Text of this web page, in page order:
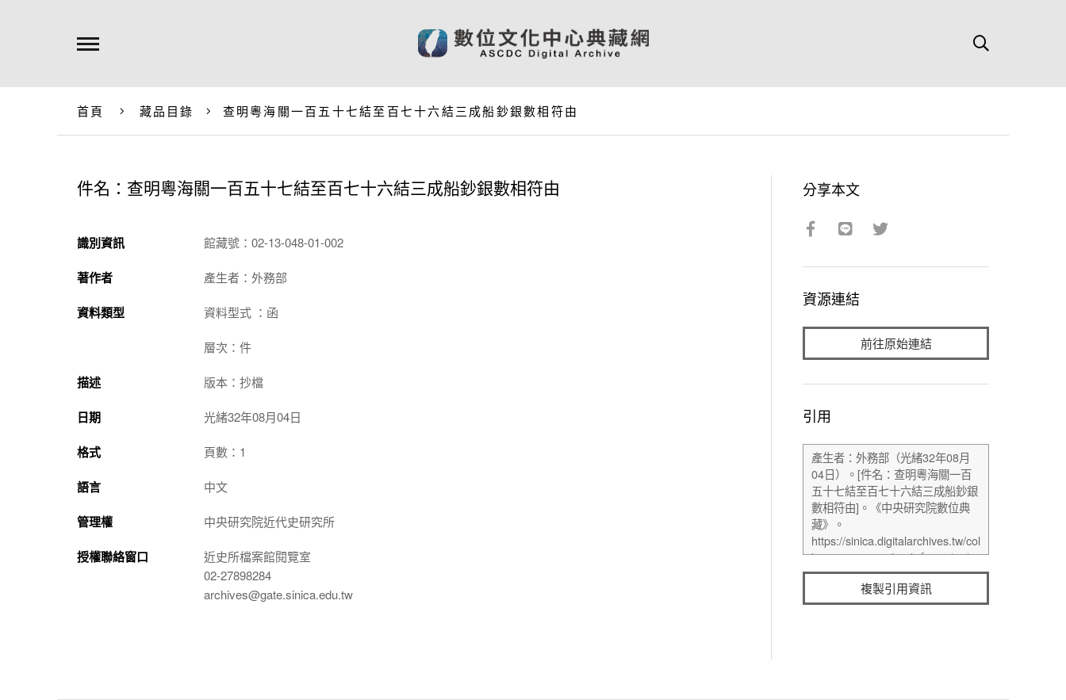
首頁 藏品目錄 查明粵海關一百五十七結至百七十六結三成船鈔銀數相符由
件名：查明粵海關一百五十七結至百七十六結三成船鈔銀數相符由
識別資訊 館藏號：02-13-048-01-002
著作者 產生者：外務部
資料類型 資料型式 ：函
層次：件
描述 版本：抄檔
日期 光緒32年08月04日
格式 頁數：1
語言 中文
管理權 中央研究院近代史研究所
授權聯絡窗口
近史所檔案館閱覽室
02-27898284
archives@gate.sinica.edu.tw
分享本文
資源連結
前往原始連結
引用
複製引用資訊